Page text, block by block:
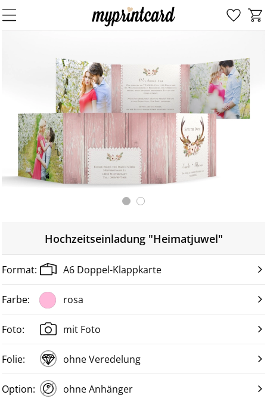
Hochzeitseinladung "Heimatjuwel"
A6 Doppel-Klappkarte
rosa
mit Foto
ohne Veredelung
ohne Anhänger